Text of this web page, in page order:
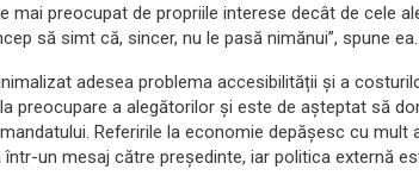
mai preocupat de propriile interese decât de cele
să simt că, sincer, nu le pasă nimănui”, spune ea.
adesea problema accesibilității și a
preocupare a alegătorilor și este de așteptat să
Referirile la economie depășesc cu mult
un mesaj către președinte, iar politica externă